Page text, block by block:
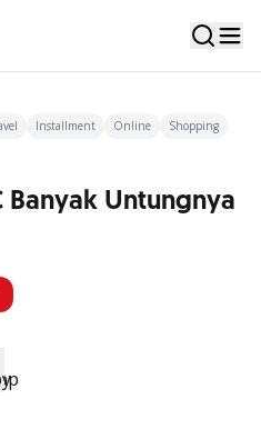
Installment Online
Shopping
Banyak Untungnya